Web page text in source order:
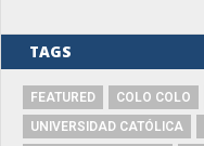
TAGS
FEATURED COLO COLO
UNIVERSIDAD CATÓLICA